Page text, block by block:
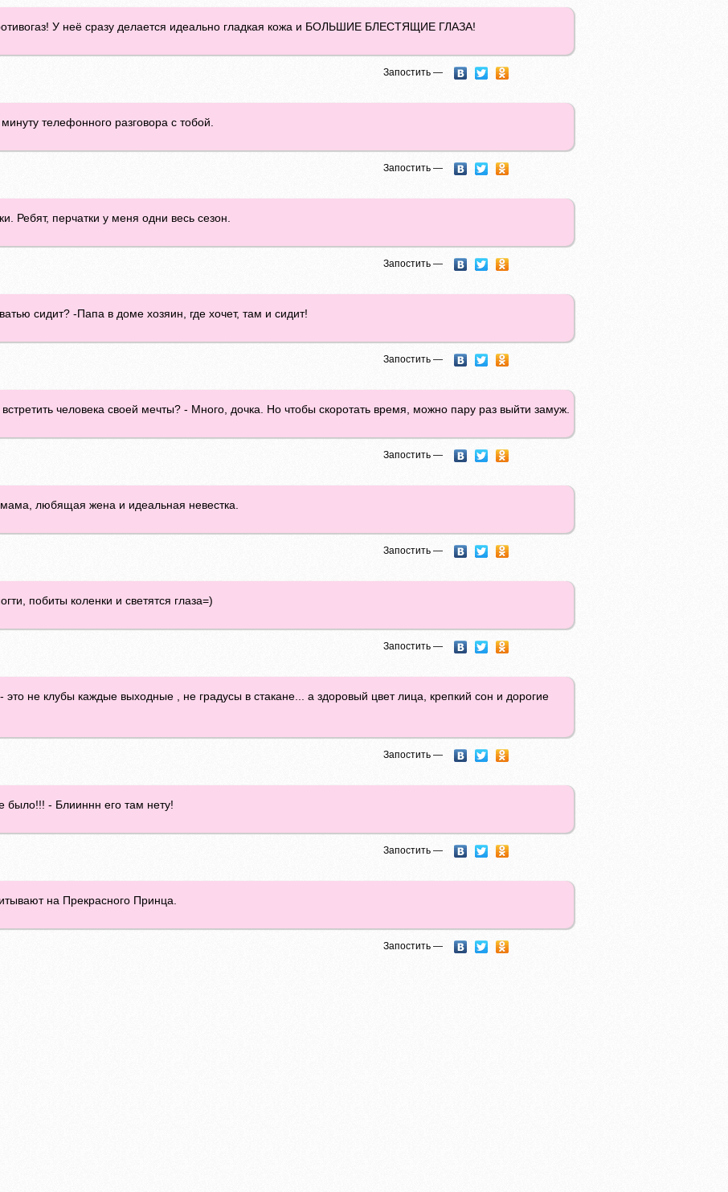
У неё сразу делается идеально гладкая кожа и БОЛЬШИЕ БЛЕСТЯЩИЕ ГЛАЗА!
Запостить —
телефонного разговора с тобой.
Запостить —
Ребят, перчатки у меня одни весь сезон.
Запостить —
сидит? -Папа в доме хозяин, где хочет, там и сидит!
Запостить —
человека своей мечты? - Много, дочка. Но чтобы скоротать время, можно пару раз выйти замуж.
Запостить —
любящая жена и идеальная невестка.
Запостить —
побиты коленки и светятся глаза=)
Запостить —
не клубы каждые выходные , не градусы в стакане... а здоровый цвет лица, крепкий сон и дорогие
Запостить —
было!!! - Блииннн его там нету!
Запостить —
на Прекрасного Принца.
Запостить —